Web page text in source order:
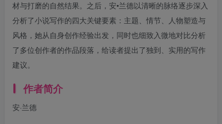
材与打磨的自然结果。之后，安•兰德以清晰的脉络逐步深入
分析了小说写作的四大关键要素：主题、情节、人物塑造与
风格，她从自身创作经验出发，同时也细致入微地对比分析
了多位创作者的作品段落，给读者提出了独到、实用的写作
建议。
作者简介
安·兰德